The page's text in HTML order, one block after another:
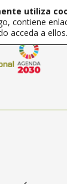
utiliza
contiene
acceda a